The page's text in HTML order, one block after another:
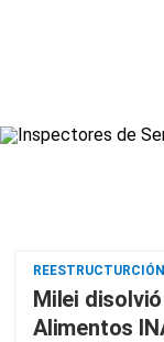
REESTRUCTURCIÓN
Milei
Alimentos